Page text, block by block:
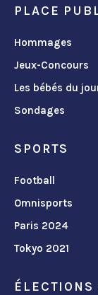
PLACE
Hommages
Jeux-Concours
Les bébés du
Sondages
SPORTS
Football
Omnisports
Paris 2024
Tokyo 2021